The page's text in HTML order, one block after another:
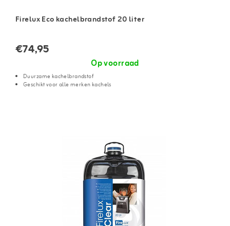
Firelux Eco kachelbrandstof 20 liter
€74,95
Op voorraad
Duurzame kachelbrandstof
Geschikt voor alle merken kachels